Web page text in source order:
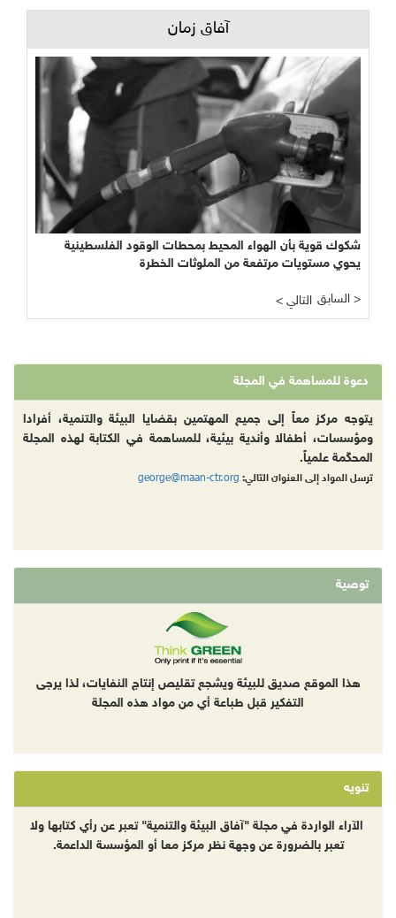
آفاق زمان
شكوك قوية بأن الهواء المحيط بمحطات الوقود الفلسطينية
يحوي مستويات مرتفعة من الملوثات الخطرة
< التالي السابق >
دعوة للمساهمة في المجلة
يتوجه مركز معاً إلى جميع المهتمين بقضايا البيئة والتنمية، أفرادا
ومؤسسات، أطفالا وأندية بيئية، للمساهمة في الكتابة لهذه المجلة
المحكّمة علمياً.
ترسل المواد إلى العنوان التالي: george@maan-ctr.org
توصية
هذا الموقع صديق للبيئة ويشجع تقليص إنتاج النفايات، لذا يرجى
التفكير قبل طباعة أي من مواد هذه المجلة
تنويه
الآراء الواردة في مجلة "آفاق البيئة والتنمية" تعبر عن رأي كتابها ولا
تعبر بالضرورة عن وجهة نظر مركز معا أو المؤسسة الداعمة.